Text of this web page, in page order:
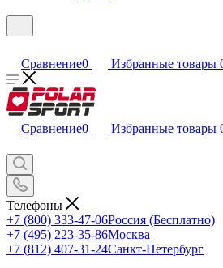
Сравнение0 Избранные товары
Сравнение0 Избранные товары
Телефоны
+7 (800) 333-47-06Россия (Бесплатно)
+7 (495) 223-35-86Москва
+7 (812) 407-31-24Санкт-Петербург